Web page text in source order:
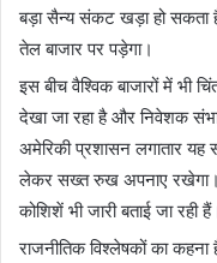
बड़ा सैन्य संकट खड़ा हो सकता
तेल बाजार पर पड़ेगा।
इस बीच वैश्विक बाजारों में भी
देखा जा रहा है और निवेशक
अमेरिकी प्रशासन लगातार
लेकर सख्त रुख अपनाए रखेगा।
कोशिशें भी जारी बताई जा रही
राजनीतिक विश्लेषकों का